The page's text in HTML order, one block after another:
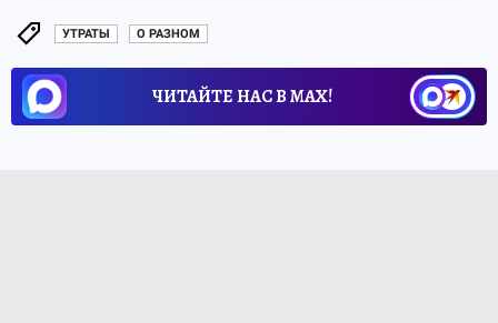
УТРАТЫ О РАЗНОМ
ЧИТАЙТЕ НАС В МАХ!